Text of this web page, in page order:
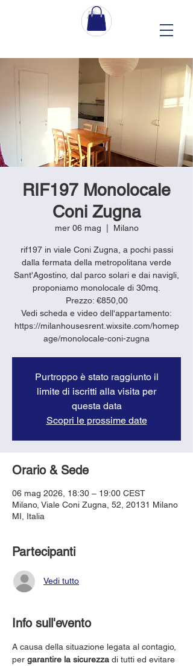
RIF197 Monolocale
Coni Zugna
mer 06 mag Milano
rif197 in viale Coni Zugna, a pochi passi
dalla fermata della metropolitana verde
Sant'Agostino, dal parco solari e dai navigli,
proponiamo monolocale di 30mq.
Prezzo: €850,00
Vedi scheda e video dell'appartamento:
https://milanhousesrent.wixsite.com/homep
age/monolocale-coni-zugna
Purtroppo è stato raggiunto il
limite di iscritti alla visita per
questa data
Scopri le prossime date
Orario & Sede
06 mag 2026, 18:30 – 19:00 CEST
Milano, Viale Coni Zugna, 52, 20131 Milano
MI, Italia
Partecipanti
Vedi tutto
Info sull'evento
A causa della situazione legata al contagio,
per garantire la sicurezza di tutti ed evitare